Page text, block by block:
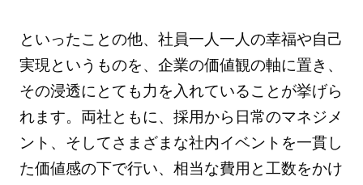
といったことの他、社員一人一人の幸福や自己
実現というものを、企業の価値観の軸に置き、
その浸透にとても力を入れていることが挙げら
れます。両社ともに、採用から日常のマネジメ
ント、そしてさまざまな社内イベントを一貫し
た価値感の下で行い、相当な費用と工数をかけ